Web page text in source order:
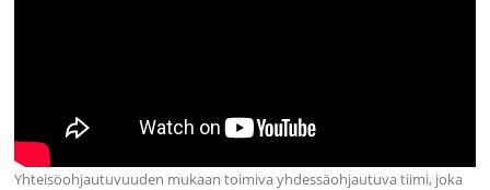
Yhteisöohjautuvuuden mukaan toimiva yhdessäohjautuva tiimi, joka